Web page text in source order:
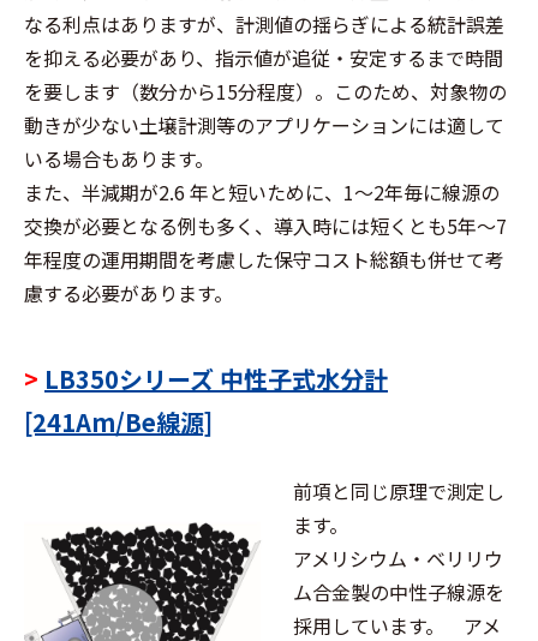
なる利点はありますが、計測値の揺らぎによる統計誤差
を抑える必要があり、指示値が追従・安定するまで時間
を要します（数分から15分程度）。このため、対象物の
動きが少ない土壌計測等のアプリケーションには適して
いる場合もあります。
また、半減期が2.6 年と短いために、1～2年毎に線源の
交換が必要となる例も多く、導入時には短くとも5年～7
年程度の運用期間を考慮した保守コスト総額も併せて考
慮する必要があります。
> LB350シリーズ 中性⼦式⽔分計
[241Am/Be線源]
前項と同じ原理で測定し
ます。
アメリシウム・ベリリウ
ム合金製の中性子線源を
採用しています。 アメ